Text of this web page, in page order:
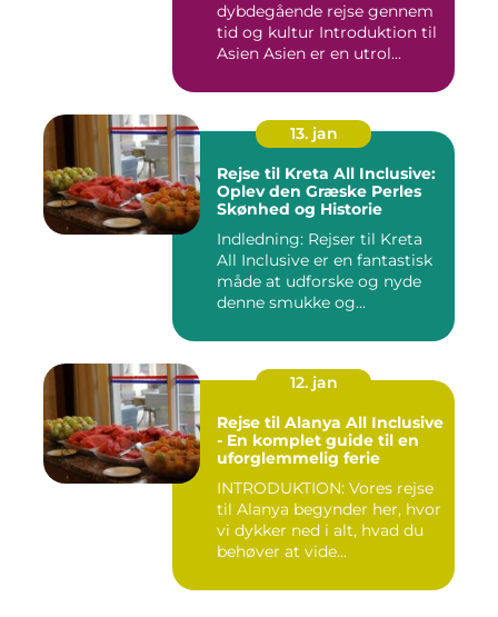
dybdegående rejse gennem
tid og kultur Introduktion til
Asien Asien er en utrol...
13. jan
Rejse til Kreta All Inclusive:
Oplev den Græske Perles
Skønhed og Historie
Indledning: Rejser til Kreta
All Inclusive er en fantastisk
måde at udforske og nyde
denne smukke og...
12. jan
Rejse til Alanya All Inclusive
- En komplet guide til en
uforglemmelig ferie
INTRODUKTION: Vores rejse
til Alanya begynder her, hvor
vi dykker ned i alt, hvad du
behøver at vide...